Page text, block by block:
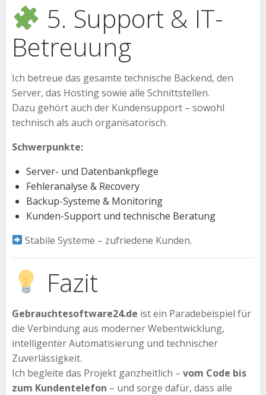
5. Support & IT-
Betreuung
Ich betreue das gesamte technische Backend, den
Server, das Hosting sowie alle Schnittstellen.
Dazu gehört auch der Kundensupport – sowohl
technisch als auch organisatorisch.
Schwerpunkte:
Server- und Datenbankpflege
Fehleranalyse & Recovery
Backup-Systeme & Monitoring
Kunden-Support und technische Beratung
Stabile Systeme – zufriedene Kunden.
Fazit
Gebrauchtesoftware24.de ist ein Paradebeispiel für
die Verbindung aus moderner Webentwicklung,
intelligenter Automatisierung und technischer
Zuverlässigkeit.
Ich begleite das Projekt ganzheitlich – vom Code bis
zum Kundentelefon – und sorge dafür, dass alle